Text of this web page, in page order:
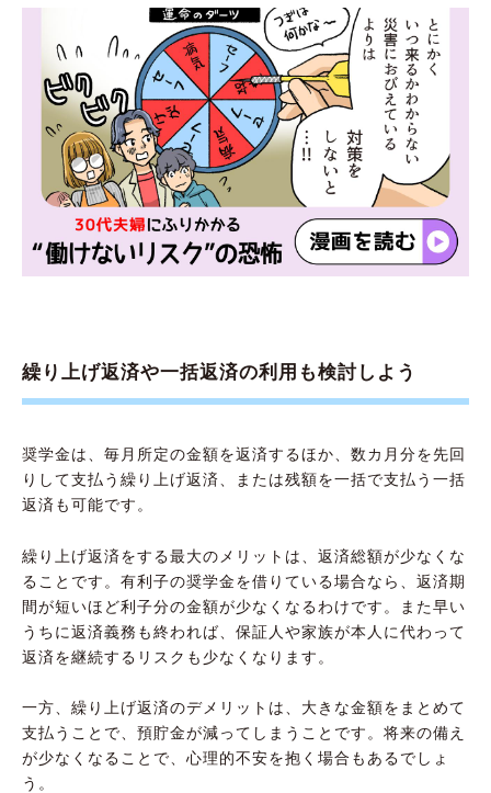
繰り上げ返済や一括返済の利用も検討しよう
奨学金は、毎月所定の金額を返済するほか、数カ月分を先回
りして支払う繰り上げ返済、または残額を一括で支払う一括
返済も可能です。
繰り上げ返済をする最大のメリットは、返済総額が少なくな
ることです。有利子の奨学金を借りている場合なら、返済期
間が短いほど利子分の金額が少なくなるわけです。また早い
うちに返済義務も終われば、保証人や家族が本人に代わって
返済を継続するリスクも少なくなります。
一方、繰り上げ返済のデメリットは、大きな金額をまとめて
支払うことで、預貯金が減ってしまうことです。将来の備え
が少なくなることで、心理的不安を抱く場合もあるでしょ
う。